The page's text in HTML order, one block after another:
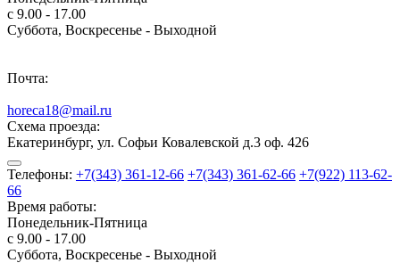
с 9.00 - 17.00
Суббота, Воскресенье - Выходной
Почта:
horeca18@mail.ru
Схема проезда:
Екатеринбург, ул. Софьи Ковалевской д.3 оф. 426
Телефоны: +7(343) 361-12-66 +7(343) 361-62-66 +7(922) 113-62-
66
Время работы:
Понедельник-Пятница
с 9.00 - 17.00
Суббота, Воскресенье - Выходной